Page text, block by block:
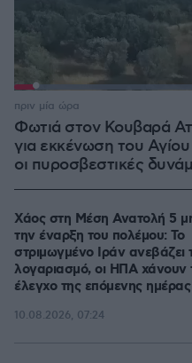
Φωτιά στον Κουβαρά
για εκκένωση του
οι πυροσβεστικές
πριν μία ώρα
Χάος στη Μέση Ανατολή 5
την έναρξη του πολέμου: Το
στριμωγμένο Ιράν ανεβάζει
λογαριασμό, οι ΗΠΑ χάνουν
έλεγχο της επόμενης ημέρας
10.08.2026, 07:24